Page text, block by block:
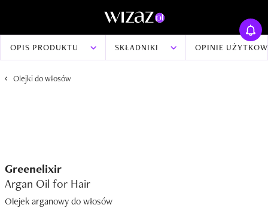
OPIS PRODUKTU SKŁADNIKI OPINIE
Olejki do włosów
Greenelixir
Argan Oil for Hair
Olejek arganowy do włosów